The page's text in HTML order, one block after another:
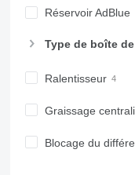
MH
RM
Réservoir AdBlue
Type de boîte
Ralentisseur
Graissage
Blocage du